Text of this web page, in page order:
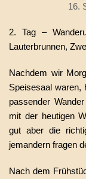
16.
2. Tag –
Lauterbrunnen,
Nachdem wir
Speisesaal waren,
passender
mit der heutigen
gut aber die
jemandern fragen
Nach dem